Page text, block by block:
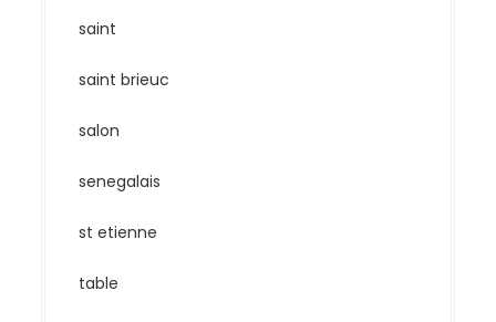
saint
saint brieuc
salon
senegalais
st etienne
table